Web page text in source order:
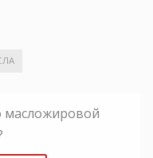
масложировой